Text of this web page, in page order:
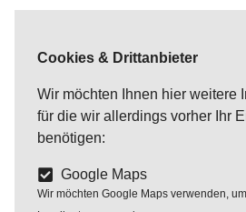
Cookies & Drittanbieter
Wir möchten Ihnen hier weitere
für die wir allerdings vorher Ihr
benötigen:
Google Maps
Wir möchten Google Maps verwenden,